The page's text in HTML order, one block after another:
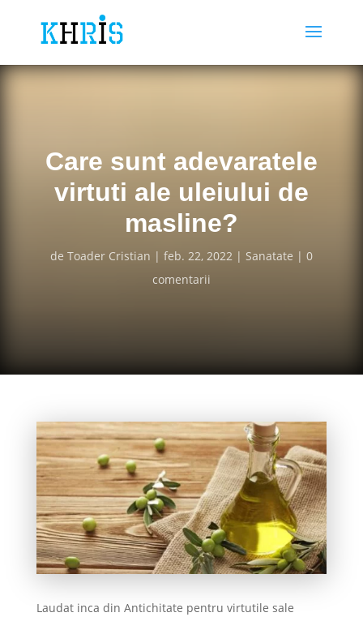
Care sunt adevaratele
virtuti ale uleiului de
masline?
de Toader Cristian feb. 22, 2022 Sanatate
0
comentarii
Laudat inca din Antichitate pentru virtutile sale